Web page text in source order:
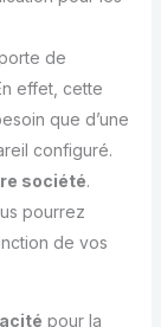
de
effet, cette
que d’une
configuré.
société.
pourrez
de vos
pour la